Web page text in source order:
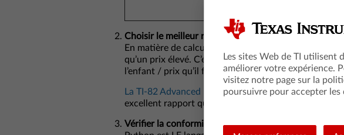
Choisir le meilleur rapport fonctionnalités / prix
En matière de calculatrice graphique, viser le prix le
qu’un prix élevé. C’est un excellent rapport
l’enfant / prix qu’il faut rechercher.
La TI-82 Advanced Edition Pythona notamment
excellent rapport qualité/prix au label Approuvé par
Vérifier la conformité aux programmes et exigences
Les sites Web de TI
améliorer votre expérience.
visitez notre page sur la
poursuivre pour accepter les